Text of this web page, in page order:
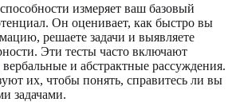
измеряет ваш базовый
Он оценивает, как быстро вы
решаете задачи и выявляете
Эти тесты часто включают
и абстрактные рассуждения.
их, чтобы понять, справитесь ли вы
задачами.